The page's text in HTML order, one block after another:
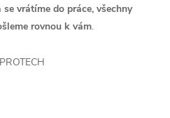
vrátíme do práce, všechny
rovnou k vám.